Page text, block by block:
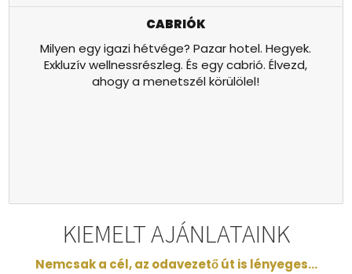
CABRIÓK
Milyen egy igazi hétvége? Pazar hotel. Hegyek.
Exkluzív wellnessrészleg. És egy cabrió. Élvezd,
ahogy a menetszél körülölel!
KIEMELT AJÁNLATAINK
Nemcsak a cél, az odavezető út is lényeges...